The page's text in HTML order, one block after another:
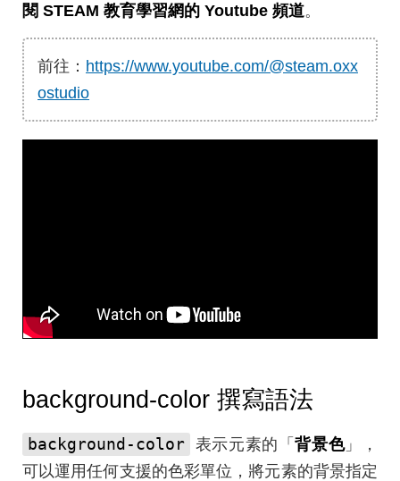
閱 STEAM 教育學習網的 Youtube 頻道。
前往： https://www.youtube.com/@steam.oxx
ostudio
background-color 撰寫語法
background-color 表示元素的「背景色」，
可以運用任何支援的色彩單位，將元素的背景指定